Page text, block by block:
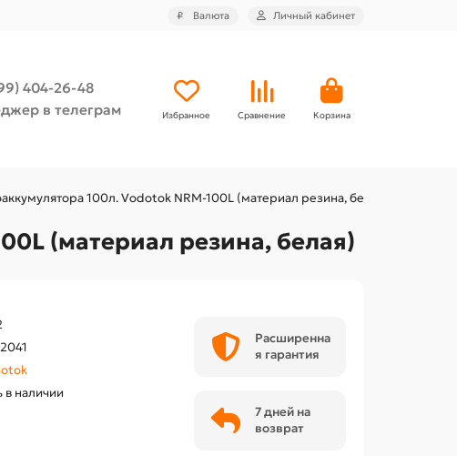
₽ Валюта Личный кабинет
404-26-48
в телеграм
Избранное Сравнение Корзина
100л. Vodotok NRM-100L (материал резина, белая)
(материал резина, белая)
в наличии
Расширенна
я гарантия
7 дней на
возврат